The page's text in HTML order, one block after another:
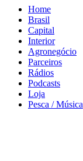
Home
Brasil
Capital
Interior
Agronegócio
Parceiros
Rádios
Podcasts
Loja
Pesca / Música